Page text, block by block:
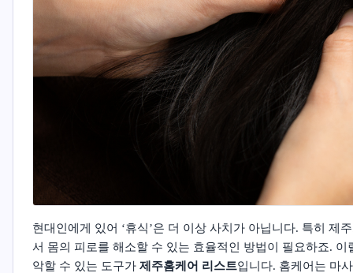
현대인에게 있어 ‘휴식’은 더 이상 사치가 아닙니다. 특히
서 몸의 피로를 해소할 수 있는 효율적인 방법이 필요하죠.
악할 수 있는 도구가 제주홈케어 리스트입니다. 홈케어는 마